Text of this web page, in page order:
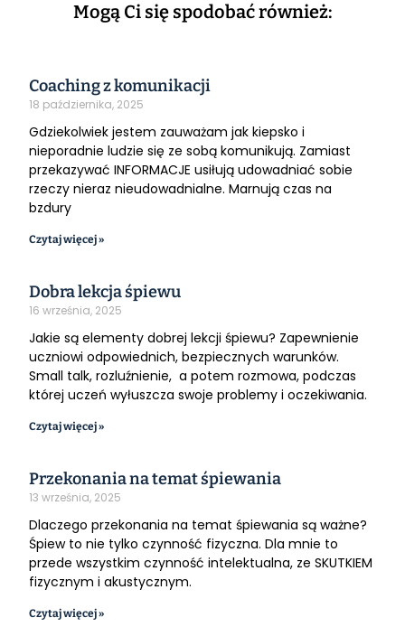
Mogą Ci się spodobać również:
Coaching z komunikacji
18 października, 2025
Gdziekolwiek jestem zauważam jak kiepsko i
nieporadnie ludzie się ze sobą komunikują. Zamiast
przekazywać INFORMACJE usiłują udowadniać sobie
rzeczy nieraz nieudowadnialne. Marnują czas na
bzdury
Czytaj więcej »
Dobra lekcja śpiewu
16 września, 2025
Jakie są elementy dobrej lekcji śpiewu? Zapewnienie
uczniowi odpowiednich, bezpiecznych warunków.
Small talk, rozluźnienie, a potem rozmowa, podczas
której uczeń wyłuszcza swoje problemy i oczekiwania.
Czytaj więcej »
Przekonania na temat śpiewania
13 września, 2025
Dlaczego przekonania na temat śpiewania są ważne?
Śpiew to nie tylko czynność fizyczna. Dla mnie to
przede wszystkim czynność intelektualna, ze SKUTKIEM
fizycznym i akustycznym.
Czytaj więcej »